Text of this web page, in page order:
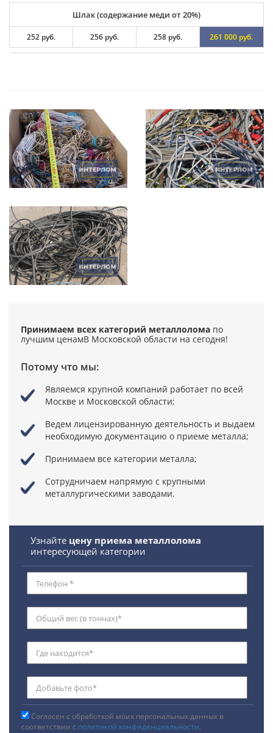
Шлак (содержание меди от 20%)
252 руб. 256 руб. 258 руб. 261 000 руб.
Принимаем всех категорий металлолома по
лучшим ценамВ Московской области на сегодня!
Потому что мы:
Являемся крупной компаний работает по всей
Москве и Московской области;
Ведем лицензированную деятельность и выдаем
необходимую документацию о приеме металла;
Принимаем все категории металла;
Сотрудничаем напрямую с крупными
металлургическими заводами.
Узнайте цену приема металлолома
интересующей категории
Согласен с обработкой моих персональных данных в
соответствии с политикой конфиденциальности.